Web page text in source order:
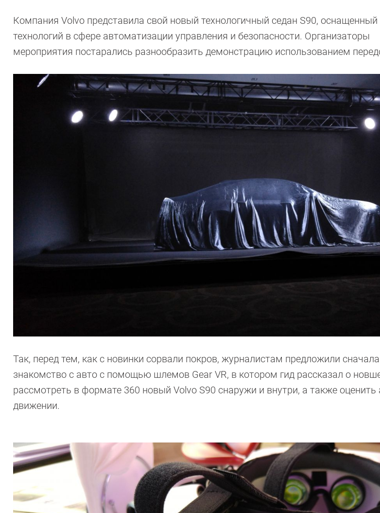
Компания Volvo представила свой новый технологичный седан S90,
технологий в сфере автоматизации управления и безопасности. Организаторы
мероприятия постарались разнообразить демонстрацию использованием
Так, перед тем, как с новинки сорвали покров, журналистам предложили
знакомство с авто с помощью шлемов Gear VR, в котором гид рассказал о
рассмотреть в формате 360 новый Volvo S90 снаружи и внутри, а также оценить
движении.